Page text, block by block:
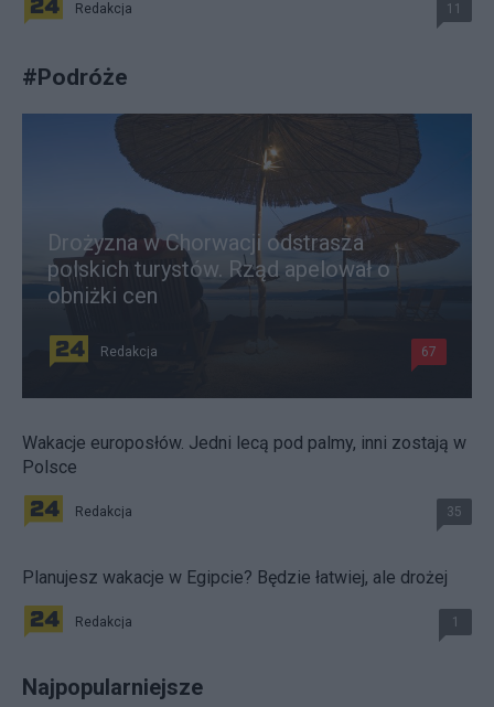
Redakcja 11
#Podróże
Drożyzna w Chorwacji odstrasza
polskich turystów. Rząd apelował o
obniżki cen
Redakcja 67
Wakacje europosłów. Jedni lecą pod palmy, inni zostają w
Polsce
Redakcja 35
Planujesz wakacje w Egipcie? Będzie łatwiej, ale drożej
Redakcja 1
Najpopularniejsze